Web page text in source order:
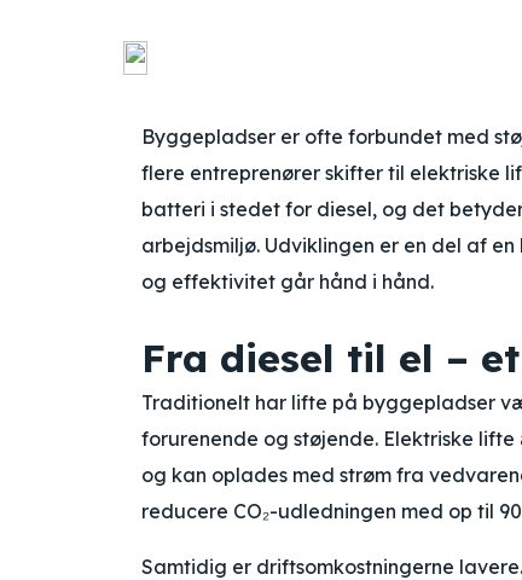
Byggepladser er ofte forbundet med
flere entreprenører skifter til elektriske
batteri i stedet for diesel, og det
arbejdsmiljø. Udviklingen er en del af
og effektivitet går hånd i hånd.
Fra diesel til el –
Traditionelt har lifte på byggepladser
forurenende og støjende. Elektriske
og kan oplades med strøm fra
reducere CO₂-udledningen med op til
Samtidig er driftsomkostningerne